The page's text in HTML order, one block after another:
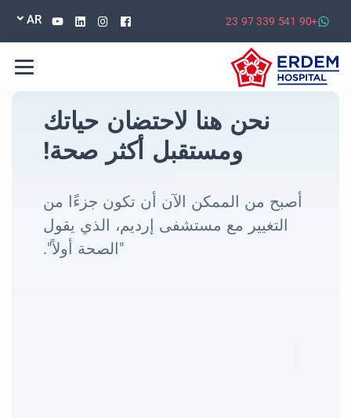
+90 541 339 97 23
Facebook
Instagram
Linkedin
AR
نحن هنا لاحتضان حياتك
ومستقبل أكثر صحة!
أصبح من الممكن الآن أن تكون جزءًا من
التغيير مع مستشفى إرديم، الذي يقول
"الصحة أولاً".